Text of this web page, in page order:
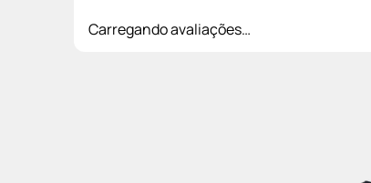
Carregando avaliações…